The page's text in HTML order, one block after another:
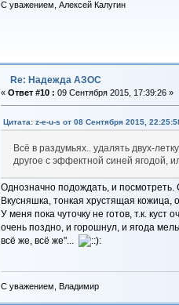
С уважением, Алексей Калугин
Re: Надежда АЗОС
« Ответ #10 : 09 Сентября 2015, 17:39:26 »
Цитата: z-e-u-s от 08 Сентября 2015,
Всё в раздумьях.. удалять двух-
другое с эффектной синей ягодой,
Однозначно подождать, и посмотреть.
Вкусняшка, тонкая хрустящая
У меня пока чуточку не готов, т.к. куст
очень поздно, и горошнул, и ягода
всё же, всё же"...
С уважением, Владимир